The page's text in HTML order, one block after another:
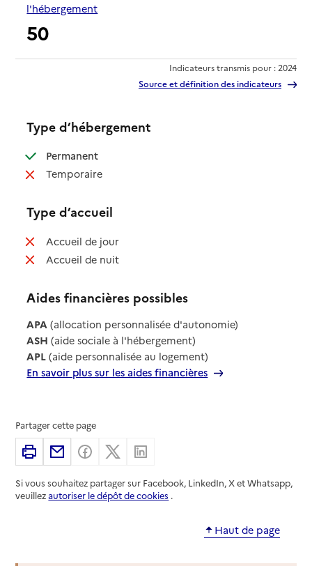
l'hébergement
50
Indicateurs transmis pour : 2024
Source et définition des indicateurs
Type d’hébergement
Permanent: disponible
Temporaire: non disponible
Type d’accueil
Accueil de jour: non disponible
Accueil de nuit: non disponible
Aides financières possibles
APA (allocation personnalisée d'autonomie)
ASH (aide sociale à l'hébergement)
APL (aide personnalisée au logement)
En savoir plus sur les aides financières
Partager cette page
ImprimerPartager par email
Partager sur Facebook
Partager sur X
Si vous souhaitez partager sur Facebook, LinkedIn, X et Whatsapp,
veuillezautoriser le dépôt de cookies .
Haut de page